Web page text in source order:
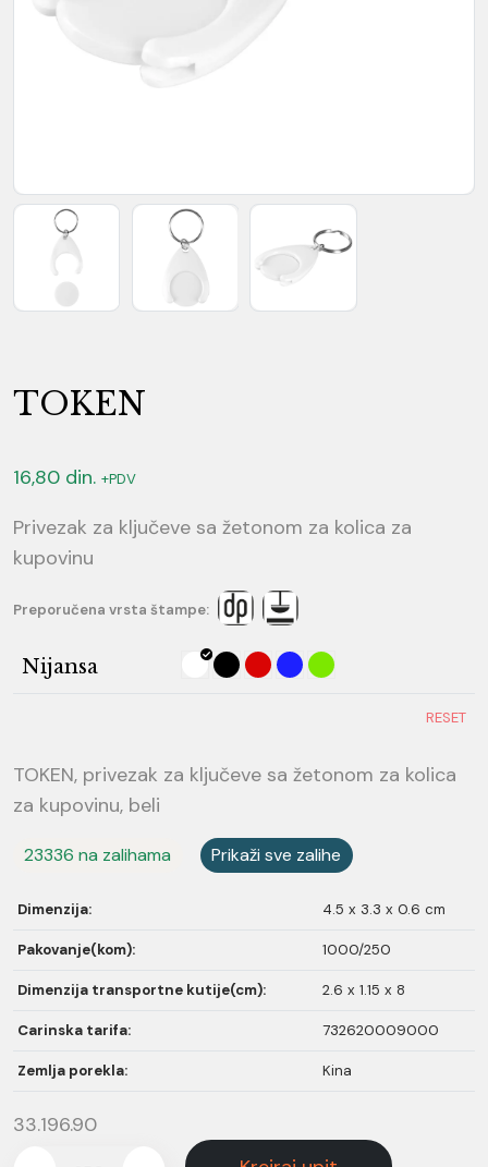
TOKEN
16,80 din. +PDV
Privezak za ključeve sa žetonom za kolica za
kupovinu
Preporučena vrsta štampe:
Nijansa
RESET
TOKEN, privezak za ključeve sa žetonom za kolica
za kupovinu, beli
23336 na zalihama Prikaži sve zalihe
Dimenzija: 4.5 x 3.3 x 0.6 cm
Pakovanje(kom): 1000/250
Dimenzija transportne kutije(cm): 2.6 x 1.15 x 8
Carinska tarifa: 732620009000
Zemlja porekla: Kina
33.196.90